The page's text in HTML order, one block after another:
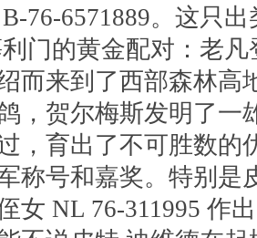
76-6571889。这只
门的黄金配对：老
而来到了西部森林高
，贺尔梅斯发明了一
，育出了不可胜数的
称号和嘉奖。特别是
女 NL 76-311995 作